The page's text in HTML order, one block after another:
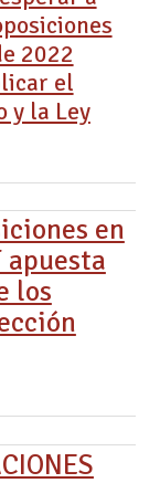
2022
el
y la Ley
en
apuesta
los